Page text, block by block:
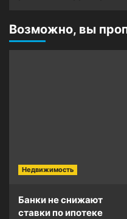
Возможно, вы
Недвижимость
Банки не снижают
ставки по ипотеке